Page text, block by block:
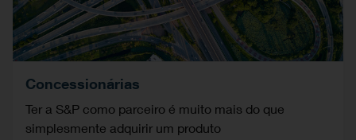
Concessionárias
Ter a S&P como parceiro é muito mais do que
simplesmente adquirir um produto